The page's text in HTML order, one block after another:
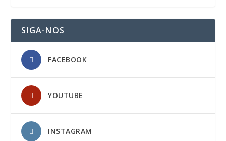
SIGA-NOS
FACEBOOK
YOUTUBE
INSTAGRAM